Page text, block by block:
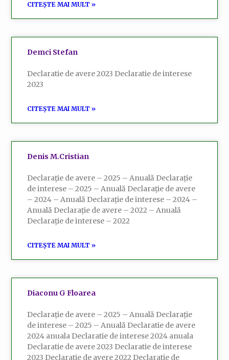
CITEȘTE MAI MULT »
Demci Stefan
Declaratie de avere 2023 Declaratie de interese
2023
CITEȘTE MAI MULT »
Denis M.Cristian
Declarație de avere – 2025 – Anuală Declarație
de interese – 2025 – Anuală Declarație de avere
– 2024 – Anuală Declarație de interese – 2024 –
Anuală Declarație de avere – 2022 – Anuală
Declarație de interese – 2022
CITEȘTE MAI MULT »
Diaconu G Floarea
Declarație de avere – 2025 – Anuală Declarație
de interese – 2025 – Anuală Declaratie de avere
2024 anuala Declaratie de interese 2024 anuala
Declaratie de avere 2023 Declaratie de interese
2023 Declaratie de avere 2022 Declaratie de